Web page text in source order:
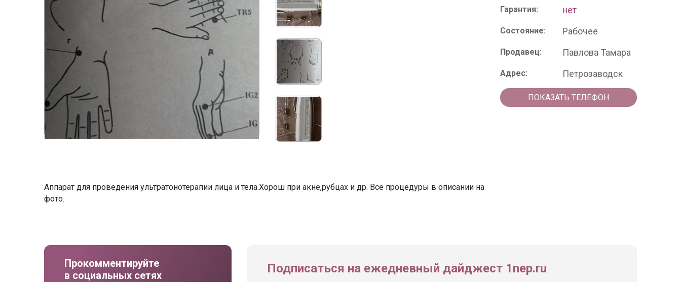
Аппарат для проведения ультратонотерапии лица и тела.Хорош при акне,рубцах и др. Все процедуры в описании на
фото.
Гарантия: нет
Состояние: Рабочее
Продавец: Павлова Тамара
Адрес: Петрозаводск
ПОКАЗАТЬ ТЕЛЕФОН
Прокомментируйте
в социальных сетях
Подписаться на ежедневный дайджест 1nep.ru